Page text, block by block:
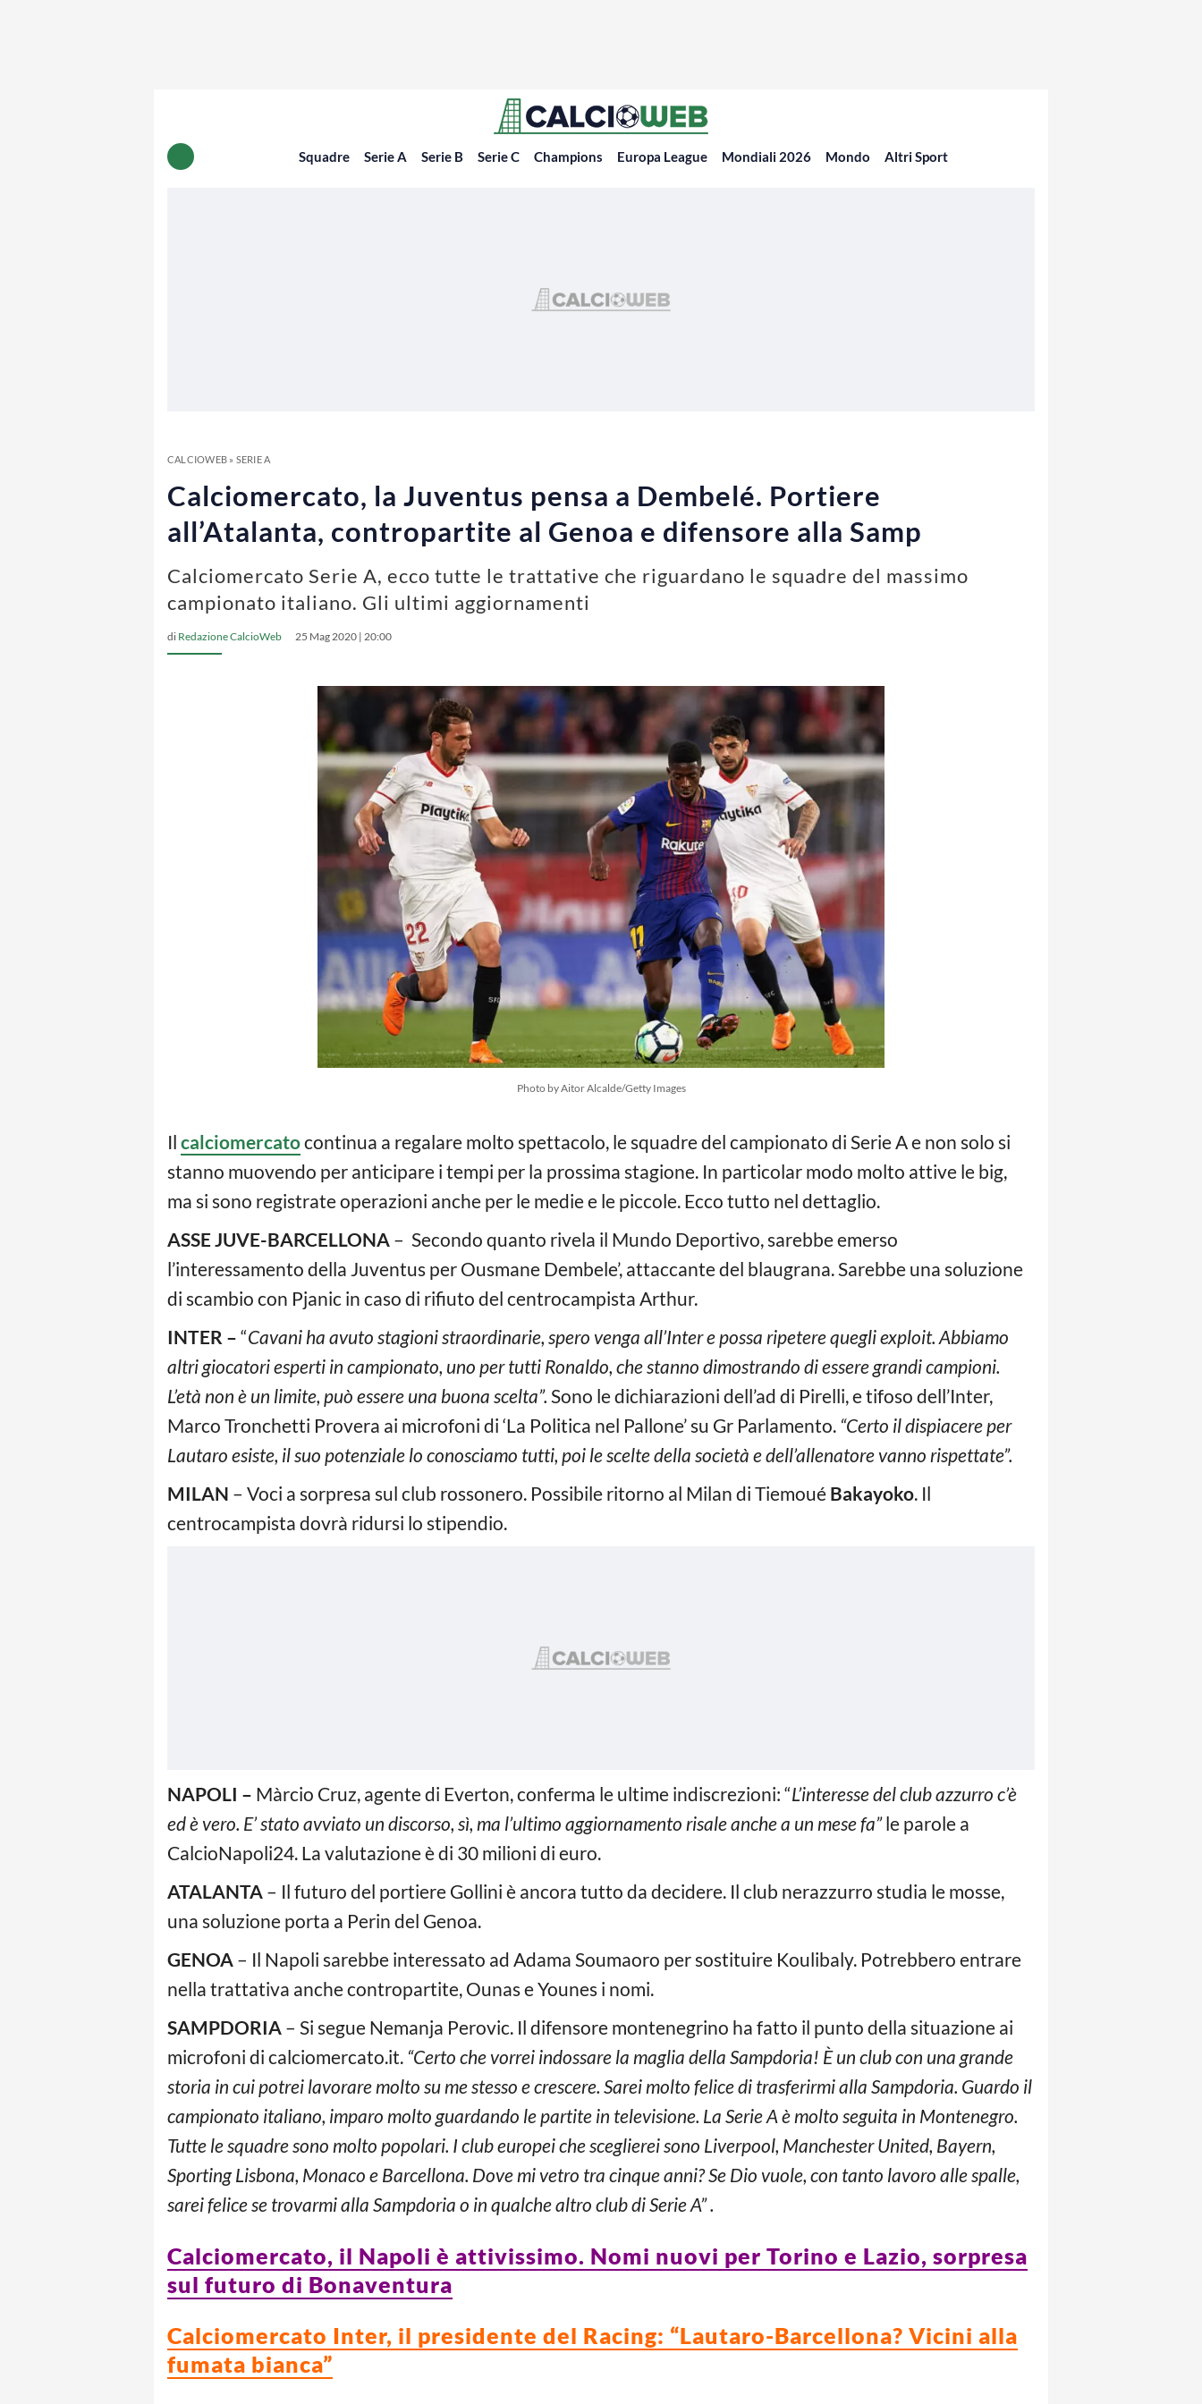
Squadre Serie A Serie B Serie C Champions Europa League Mondiali 2026 Mondo Altri Sport
CALCIOWEB» SERIE A
Calciomercato, la Juventus pensa a Dembelé. Portiere
all’Atalanta, contropartite al Genoa e difensore alla Samp
Calciomercato Serie A, ecco tutte le trattative che riguardano le squadre del massimo
campionato italiano. Gli ultimi aggiornamenti
di Redazione CalcioWeb 25 Mag 2020 | 20:00
Photo by Aitor Alcalde/Getty Images
Il calciomercatocontinua a regalare molto spettacolo, le squadre del campionato di Serie A e non solo si
stanno muovendo per anticipare i tempi per la prossima stagione. In particolar modo molto attive le big,
ma si sono registrate operazioni anche per le medie e le piccole. Ecco tutto nel dettaglio.
ASSE JUVE-BARCELLONA – Secondo quanto rivela il Mundo Deportivo, sarebbe emerso
l’interessamento della Juventus per Ousmane Dembele’, attaccante del blaugrana. Sarebbe una soluzione
di scambio con Pjanic in caso di rifiuto del centrocampista Arthur.
INTER – “Cavani ha avuto stagioni straordinarie, spero venga all’Inter e possa ripetere quegli exploit. Abbiamo
altri giocatori esperti in campionato, uno per tutti Ronaldo, che stanno dimostrando di essere grandi campioni.
L’età non è un limite, può essere una buona scelta”. Sono le dichiarazioni dell’ad di Pirelli, e tifoso dell’Inter,
Marco Tronchetti Provera ai microfoni di ‘La Politica nel Pallone’ su Gr Parlamento. “Certo il dispiacere per
Lautaro esiste, il suo potenziale lo conosciamo tutti, poi le scelte della società e dell’allenatore vanno rispettate”.
MILAN – Voci a sorpresa sul club rossonero. Possibile ritorno al Milan di Tiemoué Bakayoko. Il
centrocampista dovrà ridursi lo stipendio.
NAPOLI – Màrcio Cruz, agente di Everton, conferma le ultime indiscrezioni: “L’interesse del club azzurro c’è
ed è vero. E’ stato avviato un discorso, sì, ma l’ultimo aggiornamento risale anche a un mese fa”le parole a
CalcioNapoli24. La valutazione è di 30 milioni di euro.
ATALANTA – Il futuro del portiere Gollini è ancora tutto da decidere. Il club nerazzurro studia le mosse,
una soluzione porta a Perin del Genoa.
GENOA – Il Napoli sarebbe interessato ad Adama Soumaoro per sostituire Koulibaly. Potrebbero entrare
nella trattativa anche contropartite, Ounas e Younes i nomi.
SAMPDORIA – Si segue Nemanja Perovic. Il difensore montenegrino ha fatto il punto della situazione ai
microfoni di calciomercato.it. “Certo che vorrei indossare la maglia della Sampdoria! È un club con una grande
storia in cui potrei lavorare molto su me stesso e crescere. Sarei molto felice di trasferirmi alla Sampdoria. Guardo il
campionato italiano, imparo molto guardando le partite in televisione. La Serie A è molto seguita in Montenegro.
Tutte le squadre sono molto popolari. I club europei che sceglierei sono Liverpool, Manchester United, Bayern,
Sporting Lisbona, Monaco e Barcellona. Dove mi vetro tra cinque anni? Se Dio vuole, con tanto lavoro alle spalle,
sarei felice se trovarmi alla Sampdoria o in qualche altro club di Serie A” .
Calciomercato, il Napoli è attivissimo. Nomi nuovi per Torino e Lazio, sorpresa
sul futuro di Bonaventura
Calciomercato Inter, il presidente del Racing: “Lautaro-Barcellona? Vicini alla
fumata bianca”